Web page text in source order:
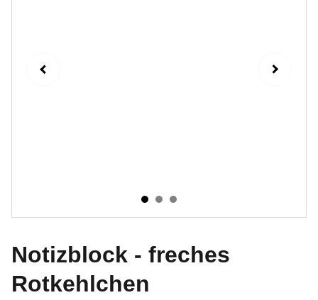
Notizblock - freches
Rotkehlchen